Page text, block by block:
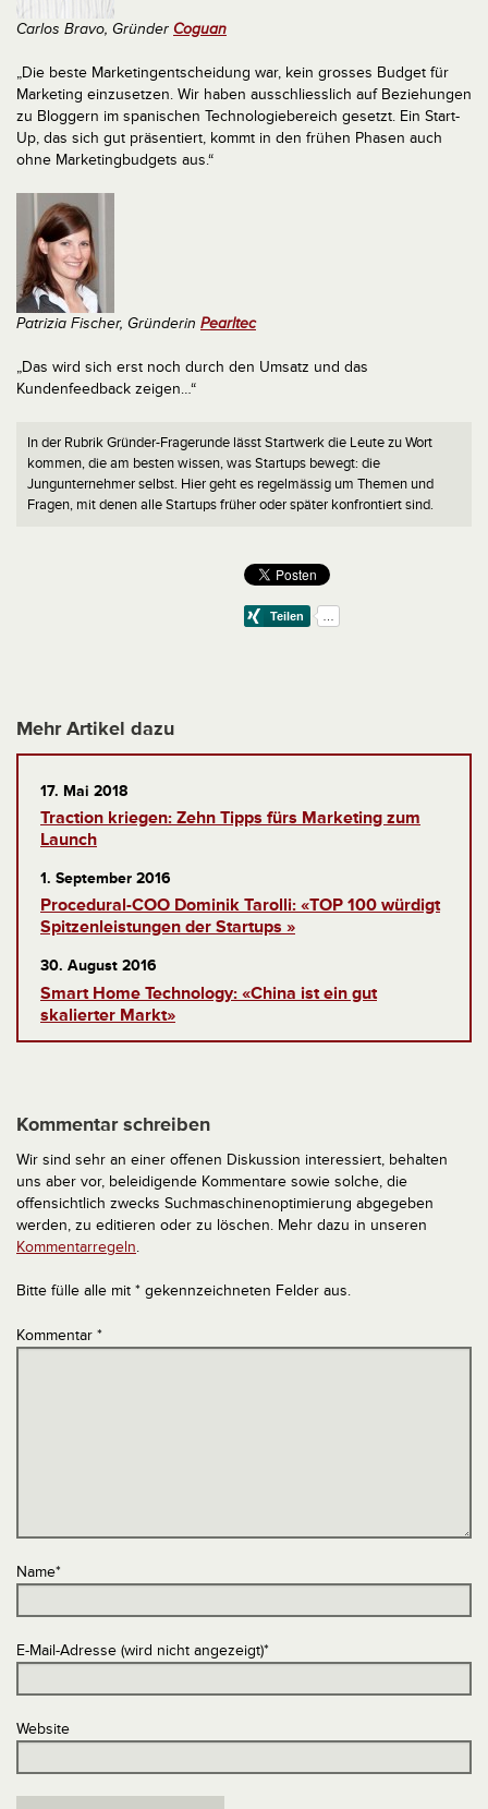
Carlos Bravo, Gründer Coguan
„Die beste Marketingentscheidung war, kein grosses Budget für
Marketing einzusetzen. Wir haben ausschliesslich auf Beziehungen
zu Bloggern im spanischen Technologiebereich gesetzt. Ein Start-
Up, das sich gut präsentiert, kommt in den frühen Phasen auch
ohne Marketingbudgets aus.“
Patrizia Fischer, Gründerin Pearltec
„Das wird sich erst noch durch den Umsatz und das
Kundenfeedback zeigen…“
In der Rubrik Gründer-Fragerunde lässt Startwerk die Leute zu Wort
kommen, die am besten wissen, was Startups bewegt: die
Jungunternehmer selbst. Hier geht es regelmässig um Themen und
Fragen, mit denen alle Startups früher oder später konfrontiert sind.
Mehr Artikel dazu
17. Mai 2018
Traction kriegen: Zehn Tipps fürs Marketing zum
Launch
1. September 2016
Procedural-COO Dominik Tarolli: «TOP 100 würdigt
Spitzenleistungen der Startups »
30. August 2016
Smart Home Technology: «China ist ein gut
skalierter Markt»
Kommentar schreiben
Wir sind sehr an einer offenen Diskussion interessiert, behalten
uns aber vor, beleidigende Kommentare sowie solche, die
offensichtlich zwecks Suchmaschinenoptimierung abgegeben
werden, zu editieren oder zu löschen. Mehr dazu in unseren
Kommentarregeln.
Bitte fülle alle mit * gekennzeichneten Felder aus.
Kommentar *
Name*
E-Mail-Adresse (wird nicht angezeigt)*
Website